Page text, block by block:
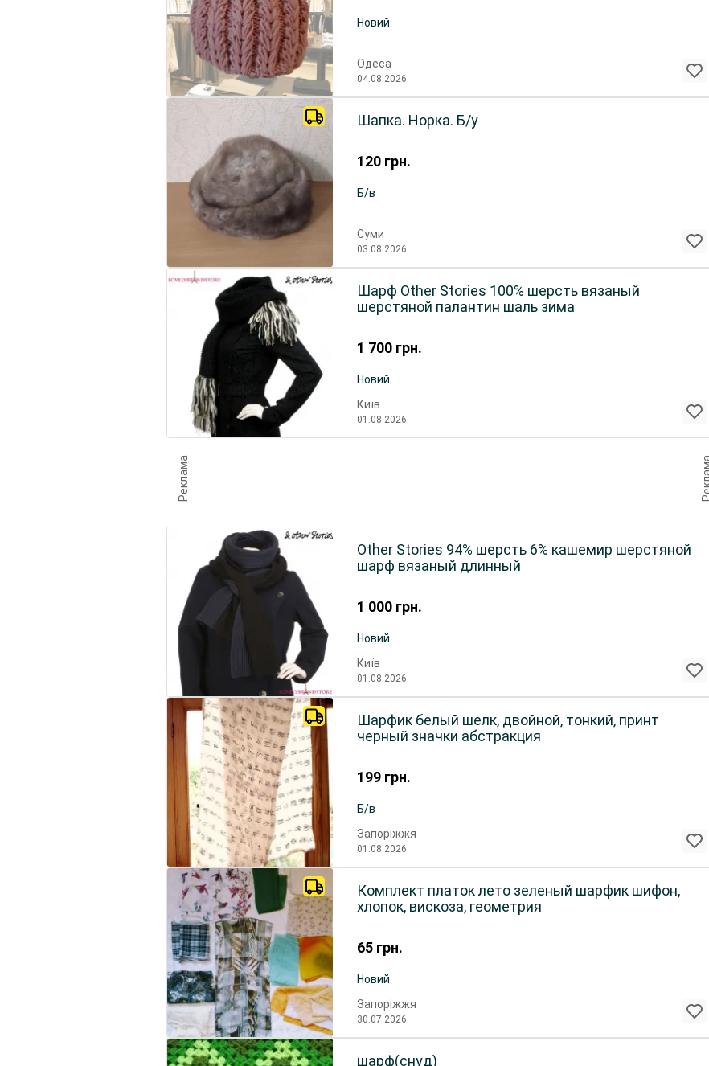
Новий
Одеса
04.08.2026
120 грн.
Шапка. Норка. Б/у
Б/в
Суми
03.08.2026
1 700 грн.
Шарф Other Stories 100% шерсть вязаный
шерстяной палантин шаль зима
Новий
Київ
01.08.2026
Реклама
1 000 грн.
Other Stories 94% шерсть 6% кашемир шерстяной
шарф вязаный длинный
Новий
Київ
01.08.2026
199 грн.
Шарфик белый шелк, двойной, тонкий, принт
черный значки абстракция
Б/в
Запоріжжя
01.08.2026
65 грн.
Комплект платок лето зеленый шарфик шифон,
хлопок, вискоза, геометрия
Новий
Запоріжжя
30.07.2026
шарф(снуд)